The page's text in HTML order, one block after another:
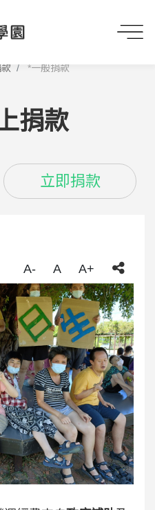
*一般捐款
捐款
立即捐款
A- A A+